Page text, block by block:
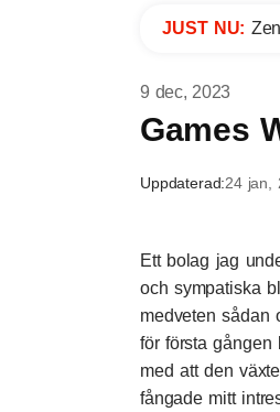
JUST NU:
9 dec, 2023
Games
Uppdaterad:24 jan,
Ett bolag jag
och sympatiska
medveten sådan
för första gången
med att den
fångade mitt